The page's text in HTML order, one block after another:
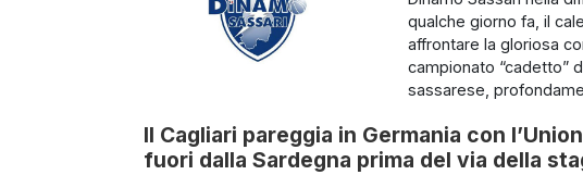
qualche giorno fa, il
affrontare la gloriosa
campionato “cadetto”
sassarese,
Il Cagliari pareggia in Germania con
fuori dalla Sardegna prima del via della